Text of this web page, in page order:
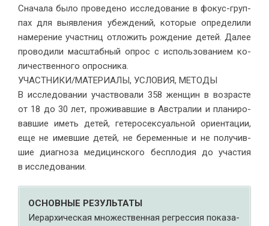
Сна­ча­ла было про­ве­де­но ис­сле­до­ва­ние в фо­кус-груп­
пах для вы­яв­ле­ния убеж­де­ний, ко­то­рые опре­де­ли­ли
на­ме­ре­ние участ­ниц от­ло­жить рож­де­ние де­тей. Далее
про­во­ди­ли мас­штаб­ный опрос с ис­поль­зо­ва­ни­ем ко­
ли­че­ствен­но­го опрос­ника.
УЧАСТНИКИ/МАТЕРИАЛЫ, УСЛОВИЯ, МЕТОДЫ
В ис­сле­до­ва­нии участ­во­ва­ли 358 жен­щин в воз­расте
от 18 до 30 лет, про­жи­вав­шие в Австра­лии и пла­ни­ро­
вав­шие иметь де­тей, ге­те­ро­сек­су­аль­ной ори­ен­та­ции,
еще не имев­шие де­тей, не бе­ре­мен­ные и не по­лу­чив­
шие ди­а­гно­за ме­ди­цин­ско­го бес­пло­дия до уча­стия
в ис­сле­до­ва­нии.
ОСНОВНЫЕ РЕЗУЛЬТАТЫ
Иерар­хи­че­ская мно­же­ствен­ная ре­грес­сия по­ка­за­